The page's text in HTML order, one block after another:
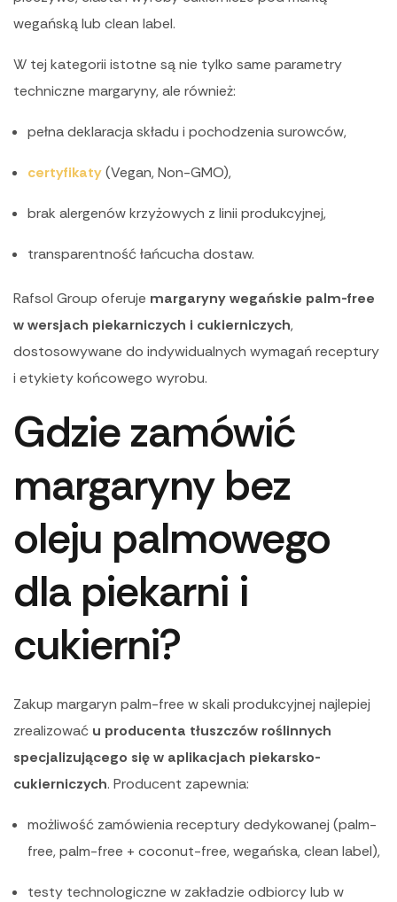
wegańską lub clean label.
W tej kategorii istotne są nie tylko same parametry
techniczne margaryny, ale również:
pełna deklaracja składu i pochodzenia surowców,
certyfikaty(Vegan, Non-GMO),
brak alergenów krzyżowych z linii produkcyjnej,
transparentność łańcucha dostaw.
Rafsol Group oferuje margaryny wegańskie palm-free
w wersjach piekarniczych i cukierniczych,
dostosowywane do indywidualnych wymagań receptury
i etykiety końcowego wyrobu.
Gdzie zamówić
margaryny bez
oleju palmowego
dla piekarni i
cukierni?
Zakup margaryn palm-free w skali produkcyjnej najlepiej
zrealizować u producenta tłuszczów roślinnych
specjalizującego się w aplikacjach piekarsko-
cukierniczych. Producent zapewnia:
możliwość zamówienia receptury dedykowanej (palm-
free, palm-free + coconut-free, wegańska, clean label),
testy technologiczne w zakładzie odbiorcy lub w